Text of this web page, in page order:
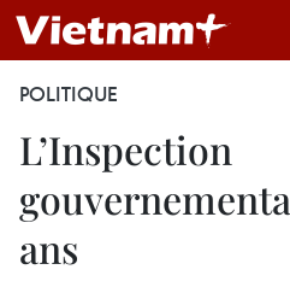
POLITIQUE
L’Inspection
ans